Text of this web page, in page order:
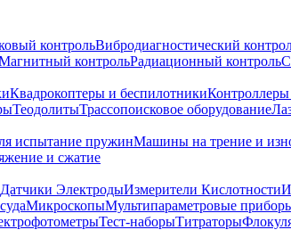
контрольВибродиагностический
контрольРадиационный контроль
Квадрокоптеры и беспилотники
ТеодолитыТрассопоисковое оборудование
испытание пружинМашины на трение и
и сжатие
Датчики ЭлектродыИзмерители Кислотности
МикроскопыМультипараметровые
Тест-наборыТитраторы